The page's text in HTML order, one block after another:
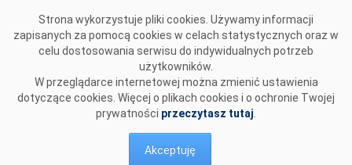
Strona wykorzystuje pliki cookies. Używamy informacji
zapisanych za pomocą cookies w celach statystycznych oraz w
celu dostosowania serwisu do indywidualnych potrzeb
użytkowników.
W przeglądarce internetowej można zmienić ustawienia
dotyczące cookies. Więcej o plikach cookies i o ochronie Twojej
prywatności przeczytasz tutaj
Akceptuję